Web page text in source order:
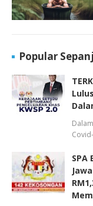
Popular
SPA